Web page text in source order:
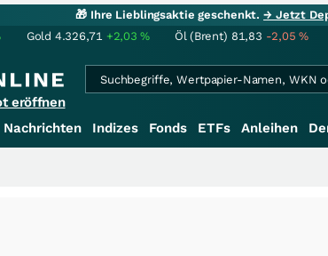
🎁 Ihre Lieblingsaktie geschenkt.→ Jetzt
Gold 4.326,71 +2,03% Öl (Brent) 81,83 -2,05%
eröffnen
Nachrichten Indizes Fonds ETFs Anleihen